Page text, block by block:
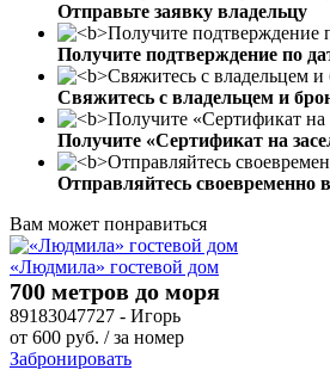
Отправьте заявку владельцу
Получите подтверждение по
Свяжитесь с владельцем и
Получите «Сертификат на
Отправляйтесь своевременно
Вам может понравиться
«Людмила» гостевой дом
700 метров до моря
89183047727 - Игорь
от 600 руб. / за номер
Забронировать